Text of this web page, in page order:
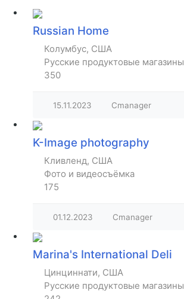
Russian Home
Колумбус, США
Русские продуктовые магазины
350
15.11.2023 Cmanager
K-Image photography
Кливленд, США
Фото и видеосъёмка
175
01.12.2023 Cmanager
Marina's International Deli
Цинциннати, США
Русские продуктовые магазины